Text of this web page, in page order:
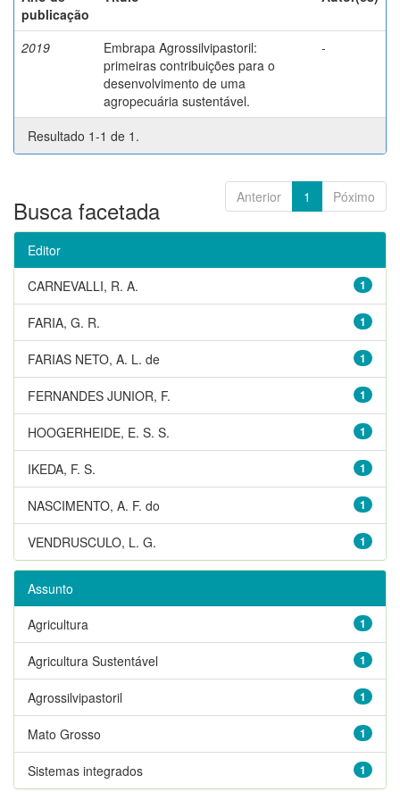
publicação
2019
Embrapa Agrossilvipastoril:
primeiras contribuições para o
desenvolvimento de uma
agropecuária sustentável.
-
Resultado 1-1 de 1.
Anterior 1 Póximo
Busca facetada
Editor
1
CARNEVALLI, R. A.
1
FARIA, G. R.
1
FARIAS NETO, A. L. de
1
FERNANDES JUNIOR, F.
1
HOOGERHEIDE, E. S. S.
1
IKEDA, F. S.
1
NASCIMENTO, A. F. do
1
VENDRUSCULO, L. G.
Assunto
1
Agricultura
1
Agricultura Sustentável
1
Agrossilvipastoril
1
Mato Grosso
1
Sistemas integrados